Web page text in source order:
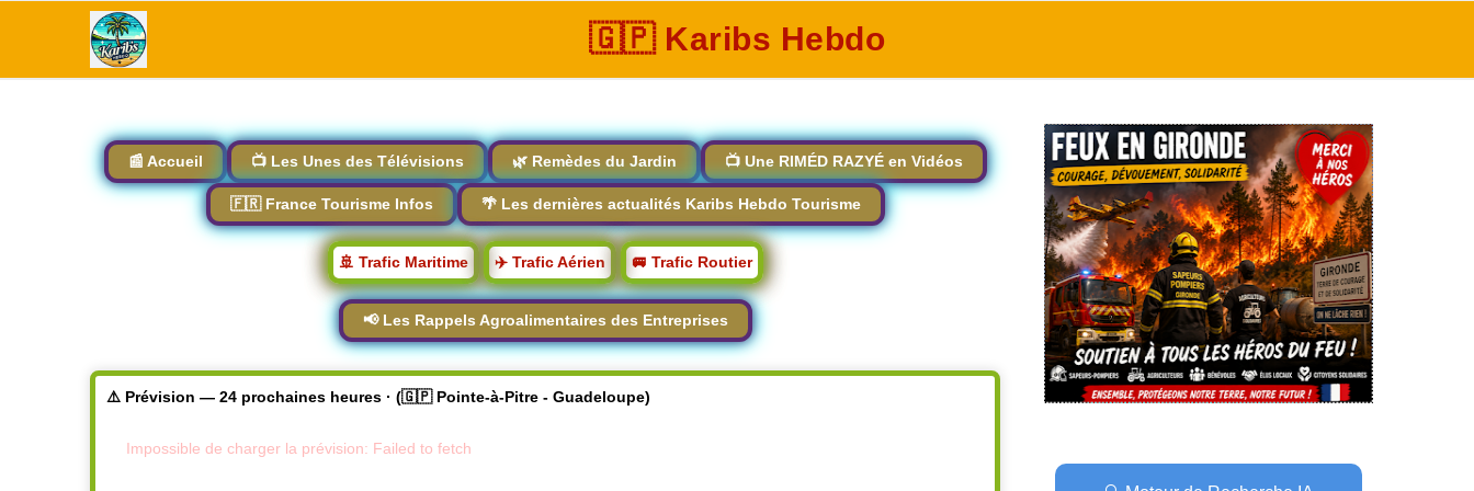
🇬🇵 Karibs Hebdo
📰 Accueil 📺 Les Unes des Télévisions 🌿 Remèdes du Jardin 📺 Une RIMÉD RAZYÉ en Vidéos
🇫🇷 France Tourisme Infos 🌴 Les dernières actualités Karibs Hebdo Tourisme
🚢 Trafic Maritime ✈️ Trafic Aérien 🚐 Trafic Routier
📢 Les Rappels Agroalimentaires des Entreprises
⚠️ Prévision — 24 prochaines heures · (🇬🇵 Pointe-à-Pitre - Guadeloupe)
Impossible de charger la prévision: Failed to fetch